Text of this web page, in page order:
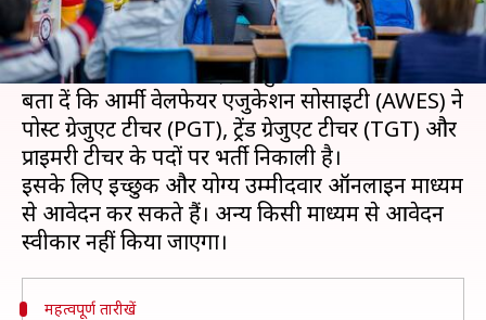
आजकल ज्यादातर लोग सरकारी नौकरी की तलाश में ऐसे
रहते हैं। सरकारी शिक्षकों की भर्ती का इंतजार करने वाले
लोगों के लिए यह खबर पढ़ना बहुत जरूरी है।
बता दें कि आर्मी वेलफेयर एजुकेशन सोसाइटी (AWES) ने
पोस्ट ग्रेजुएट टीचर (PGT), ट्रेंड ग्रेजुएट टीचर (TGT) और
प्राइमरी टीचर के पदों पर भर्ती निकाली है।
इसके लिए इच्छुक और योग्य उम्मीदवार ऑनलाइन माध्यम
से आवेदन कर सकते हैं। अन्य किसी माध्यम से आवेदन
महत्वपूर्ण तारीखें